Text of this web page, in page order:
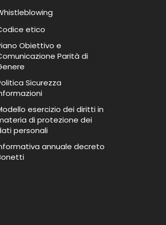
etico
Obiettivo e
Parità di
Sicurezza
esercizio dei diritti in
di protezione dei
personali
annuale decreto